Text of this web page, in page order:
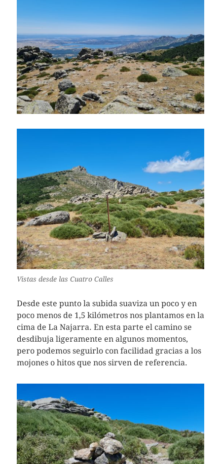
Vistas desde las Cuatro Calles
Desde este punto la subida suaviza un poco y en
poco menos de 1,5 kilómetros nos plantamos en la
cima de La Najarra. En esta parte el camino se
desdibuja ligeramente en algunos momentos,
pero podemos seguirlo con facilidad gracias a los
mojones o hitos que nos sirven de referencia.